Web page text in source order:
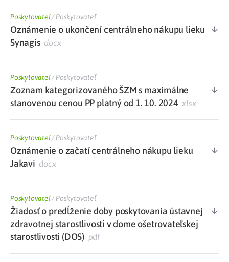
Poskytovateľ/Poskytovateľ
Oznámenie o ukončení centrálneho nákupu lieku
Synagisdocx
Poskytovateľ/Poskytovateľ
Zoznam kategorizovaného ŠZM s maximálne
stanovenou cenou PP platný od 1. 10. 2024xlsx
Poskytovateľ/Poskytovateľ
Oznámenie o začatí centrálneho nákupu lieku
Jakavi docx
Poskytovateľ/Poskytovateľ
Žiadosť o predĺženie doby poskytovania ústavnej
zdravotnej starostlivosti v dome ošetrovateľskej
starostlivosti (DOS) pdf